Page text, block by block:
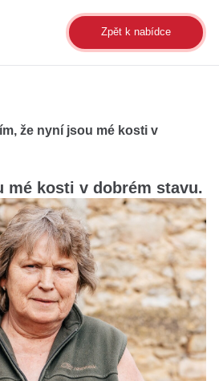
Zpět k nabídce
že nyní jsou mé kosti v
mé kosti v dobrém stavu.